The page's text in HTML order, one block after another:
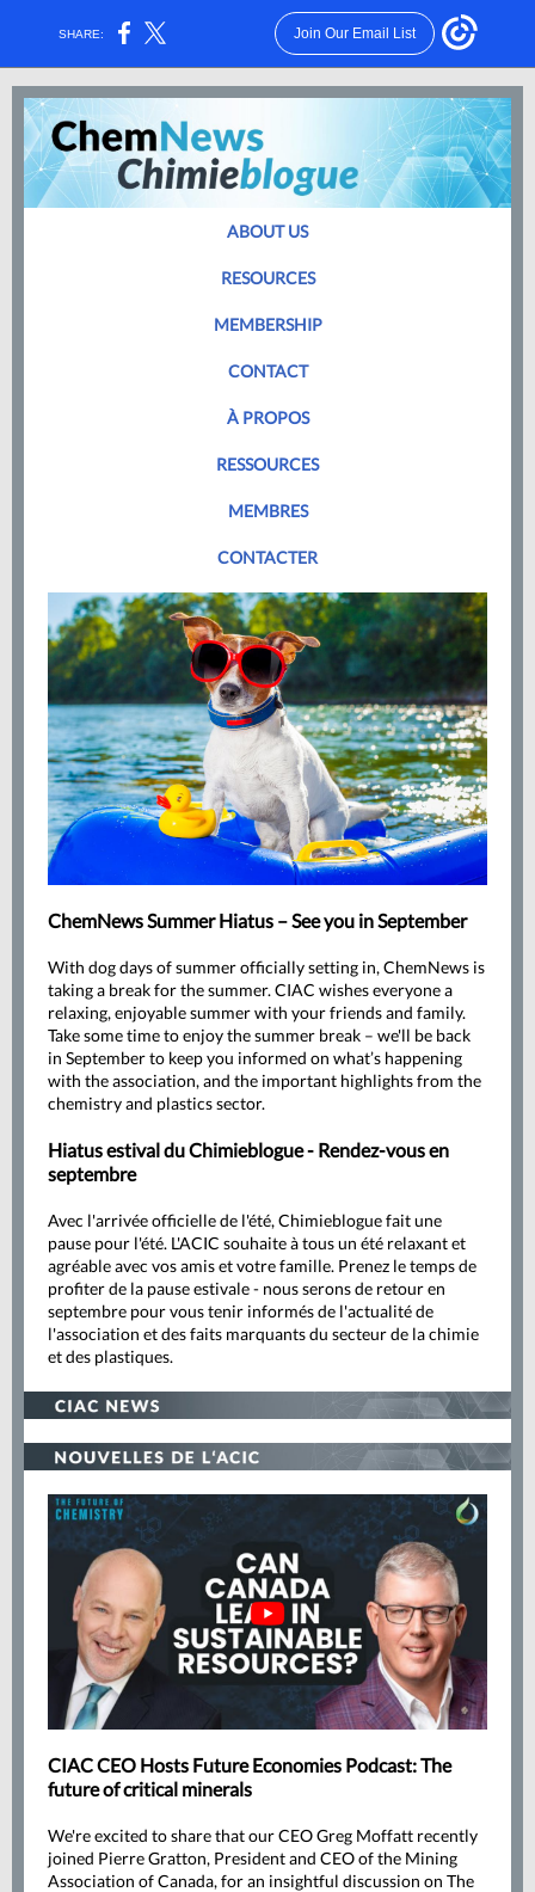
SHARE: Join Our Email List
ABOUT US
RESOURCES
MEMBERSHIP
CONTACT
À PROPOS
RESSOURCES
MEMBRES
CONTACTER
ChemNews Summer Hiatus – See you in September
With dog days of summer officially setting in, ChemNews is
taking a break for the summer. CIAC wishes everyone a
relaxing, enjoyable summer with your friends and family.
Take some time to enjoy the summer break – we'll be back
in September to keep you informed on what’s happening
with the association, and the important highlights from the
chemistry and plastics sector.
Hiatus estival du Chimieblogue - Rendez-vous en
septembre
Avec l'arrivée officielle de l'été, Chimieblogue fait une
pause pour l'été. L'ACIC souhaite à tous un été relaxant et
agréable avec vos amis et votre famille. Prenez le temps de
profiter de la pause estivale - nous serons de retour en
septembre pour vous tenir informés de l'actualité de
l'association et des faits marquants du secteur de la chimie
et des plastiques.
CIAC CEO Hosts Future Economies Podcast: The
future of critical minerals
We're excited to share that our CEO Greg Moffatt recently
joined Pierre Gratton, President and CEO of the Mining
Association of Canada, for an insightful discussion on The